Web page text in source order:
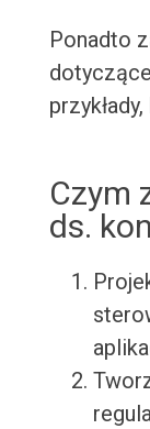
Ponadto
Czym
ds.